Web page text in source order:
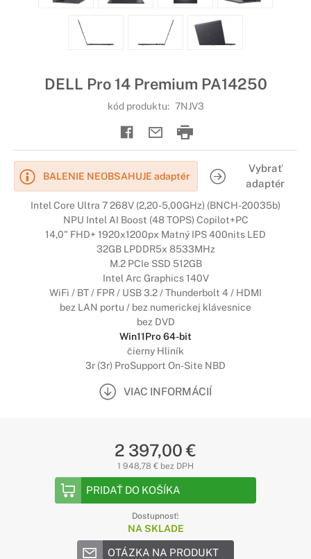
DELL Pro 14 Premium PA14250
kód produktu: 7NJV3
BALENIE NEOBSAHUJE adaptér
Vybrať
adaptér
Intel Core Ultra 7 268V (2,20-5,00GHz) (BNCH-20035b)
NPU Intel AI Boost (48 TOPS) Copilot+PC
14,0" FHD+ 1920x1200px Matný IPS 400nits LED
32GB LPDDR5x 8533MHz
M.2 PCIe SSD 512GB
Intel Arc Graphics 140V
WiFi / BT / FPR / USB 3.2 / Thunderbolt 4 / HDMI
bez LAN portu / bez numerickej klávesnice
bez DVD
Win11Pro 64-bit
čierny Hliník
3r (3r) ProSupport On-Site NBD
VIAC INFORMÁCIÍ
2 397,00 €
1 948,78 € bez DPH
PRIDAŤ DO KOŠÍKA
Dostupnosť:
NA SKLADE
OTÁZKA NA PRODUKT